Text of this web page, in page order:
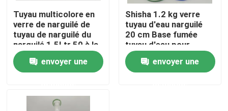
nouvelles
Demande de soumission
Tuyau multicolore en
verre de narguilé de
tuyau de narguilé du
narguilé 1.5Ltr 50 à la
température 300℃
envoyer une
Shisha 1.2 kg verre
tuyau d'eau narguilé
20 cm Base fumée
tuyau d'eau pour
fumée narguilé
envoyer une